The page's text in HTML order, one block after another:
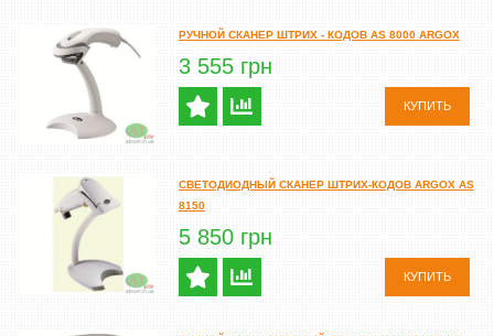
РУЧНОЙ СКАНЕР ШТРИХ - КОДОВ AS 8000 ARGOX
3 555 грн
КУПИТЬ
СВЕТОДИОДНЫЙ СКАНЕР ШТРИХ-КОДОВ ARGOX AS
8150
5 850 грн
КУПИТЬ